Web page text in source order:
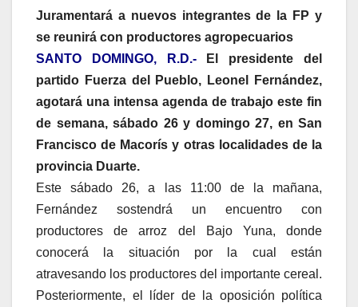
Juramentará a nuevos integrantes de la FP y
se reunirá con productores agropecuarios
SANTO DOMINGO, R.D.-
El presidente del
partido Fuerza del Pueblo, Leonel Fernández,
agotará una intensa agenda de trabajo este fin
de semana, sábado 26 y domingo 27, en San
Francisco de Macorís y otras localidades de la
provincia Duarte.
Este sábado 26, a las 11:00 de la mañana,
Fernández sostendrá un encuentro con
productores de arroz del Bajo Yuna, donde
conocerá la situación por la cual están
atravesando los productores del importante cereal.
Posteriormente, el líder de la oposición política